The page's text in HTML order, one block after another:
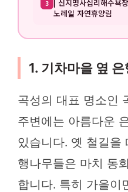
3
| 신지명사십리해수욕
노레일 자연휴양림
1. 기차마을 옆
곡성의 대표 명소인
주변에는 아름다운
있습니다. 옛 철길을
행나무들은 마치 동
합니다. 특히 가을이